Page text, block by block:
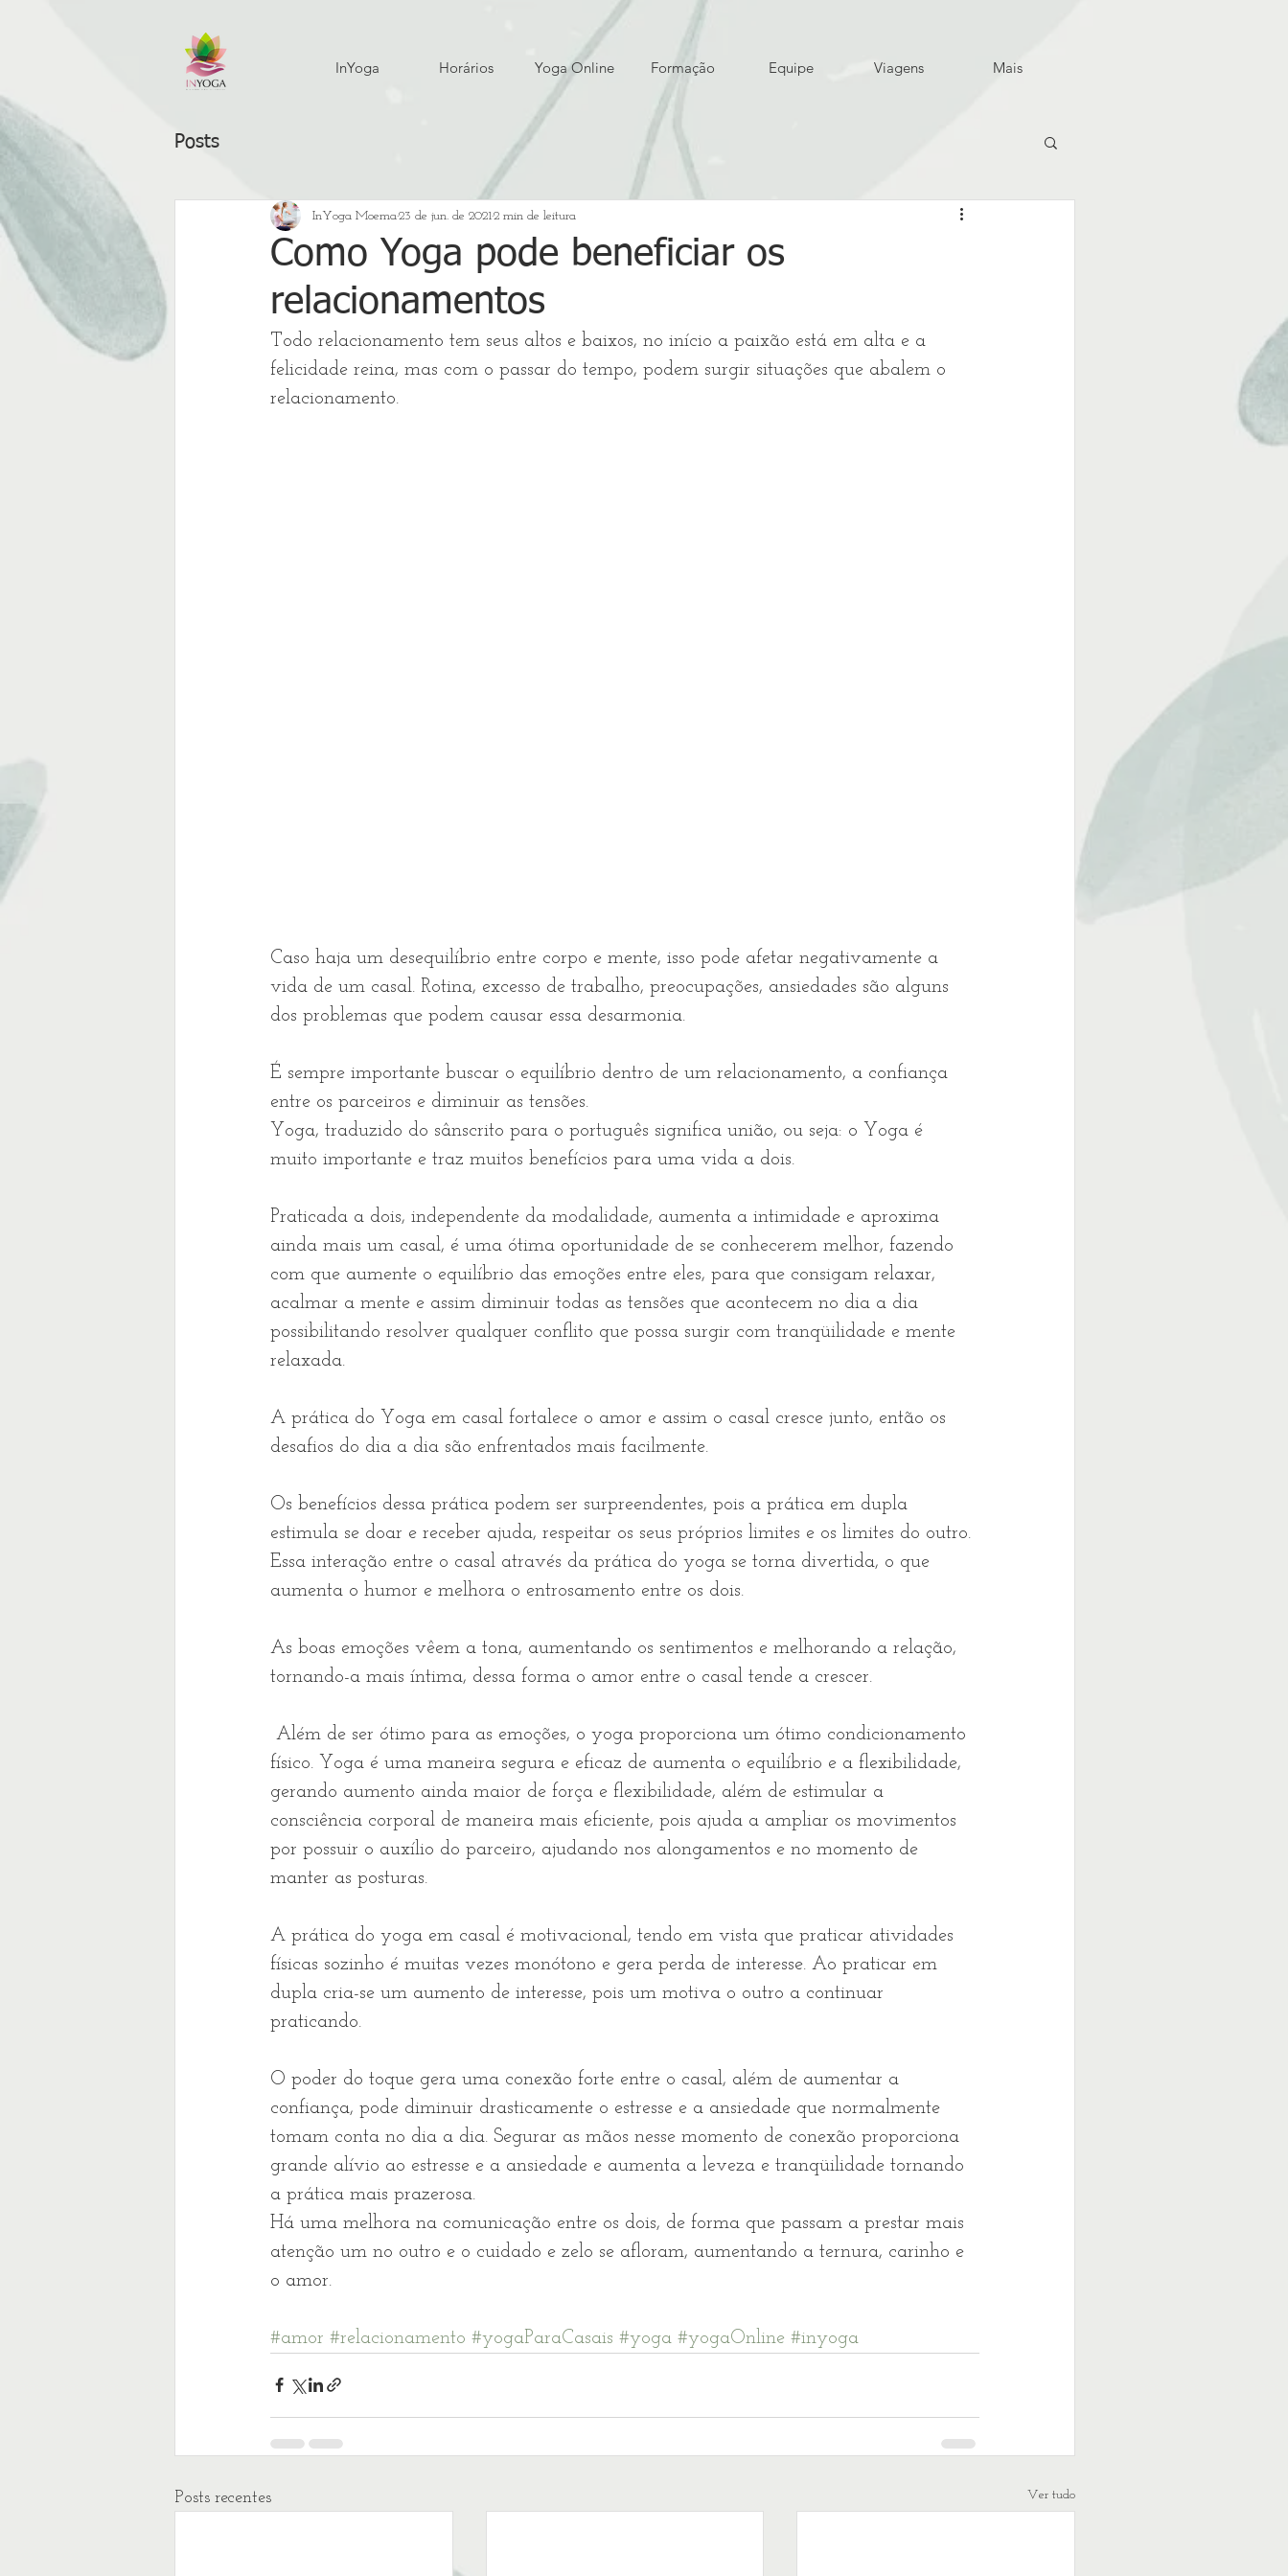
Posts
Como Yoga pode beneficiar os
relacionamentos
InYoga Moema23 de jun. de 20212 min de leitura
Todo relacionamento tem seus altos e baixos, no início a paixão está em alta e a
felicidade reina, mas com o passar do tempo, podem surgir situações que abalem o
relacionamento.
Caso haja um desequilíbrio entre corpo e mente, isso pode afetar negativamente a
vida de um casal. Rotina, excesso de trabalho, preocupações, ansiedades são alguns
dos problemas que podem causar essa desarmonia.
É sempre importante buscar o equilíbrio dentro de um relacionamento, a confiança
entre os parceiros e diminuir as tensões.
Yoga, traduzido do sânscrito para o português significa união, ou seja: o Yoga é
muito importante e traz muitos benefícios para uma vida a dois.
Praticada a dois, independente da modalidade, aumenta a intimidade e aproxima
ainda mais um casal, é uma ótima oportunidade de se conhecerem melhor, fazendo
com que aumente o equilíbrio das emoções entre eles, para que consigam relaxar,
acalmar a mente e assim diminuir todas as tensões que acontecem no dia a dia
possibilitando resolver qualquer conflito que possa surgir com tranqüilidade e mente
relaxada.
A prática do Yoga em casal fortalece o amor e assim o casal cresce junto, então os
desafios do dia a dia são enfrentados mais facilmente.
Os benefícios dessa prática podem ser surpreendentes, pois a prática em dupla
estimula se doar e receber ajuda, respeitar os seus próprios limites e os limites do outro.
Essa interação entre o casal através da prática do yoga se torna divertida, o que
aumenta o humor e melhora o entrosamento entre os dois.
As boas emoções vêem a tona, aumentando os sentimentos e melhorando a relação,
tornando-a mais íntima, dessa forma o amor entre o casal tende a crescer.
físico. Yoga é uma maneira segura e eficaz de aumenta o equilíbrio e a flexibilidade,
gerando aumento ainda maior de força e flexibilidade, além de estimular a
consciência corporal de maneira mais eficiente, pois ajuda a ampliar os movimentos
por possuir o auxílio do parceiro, ajudando nos alongamentos e no momento de
manter as posturas.
A prática do yoga em casal é motivacional, tendo em vista que praticar atividades
físicas sozinho é muitas vezes monótono e gera perda de interesse. Ao praticar em
dupla cria-se um aumento de interesse, pois um motiva o outro a continuar
praticando.
O poder do toque gera uma conexão forte entre o casal, além de aumentar a
confiança, pode diminuir drasticamente o estresse e a ansiedade que normalmente
tomam conta no dia a dia. Segurar as mãos nesse momento de conexão proporciona
grande alívio ao estresse e a ansiedade e aumenta a leveza e tranqüilidade tornando
a prática mais prazerosa.
Há uma melhora na comunicação entre os dois, de forma que passam a prestar mais
atenção um no outro e o cuidado e zelo se afloram, aumentando a ternura, carinho e
o amor.
#amor #relacionamento #yogaParaCasais #yoga #yogaOnline #inyoga
Posts recentes Ver tudo
InYoga Horários Yoga Online Formação Equipe Viagens Mais